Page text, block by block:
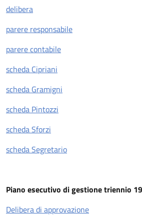
delibera
parere responsabile
parere contabile
scheda Cipriani
scheda Gramigni
scheda Pintozzi
scheda Sforzi
scheda Segretario
Piano esecutivo di gestione triennio
Delibera di approvazione